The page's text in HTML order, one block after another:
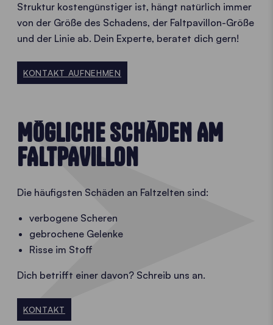
Struktur kostengünstiger ist, hängt natürlich immer
von der Größe des Schadens, der Faltpavillon-Größe
und der Linie ab. Dein Experte, beratet dich gern!
KONTAKT AUFNEHMEN
MÖGLICHE SCHÄDEN AM
FALTPAVILLON
Die häufigsten Schäden an Faltzelten sind:
verbogene Scheren
gebrochene Gelenke
Risse im Stoff
Dich betrifft einer davon? Schreib uns an.
KONTAKT